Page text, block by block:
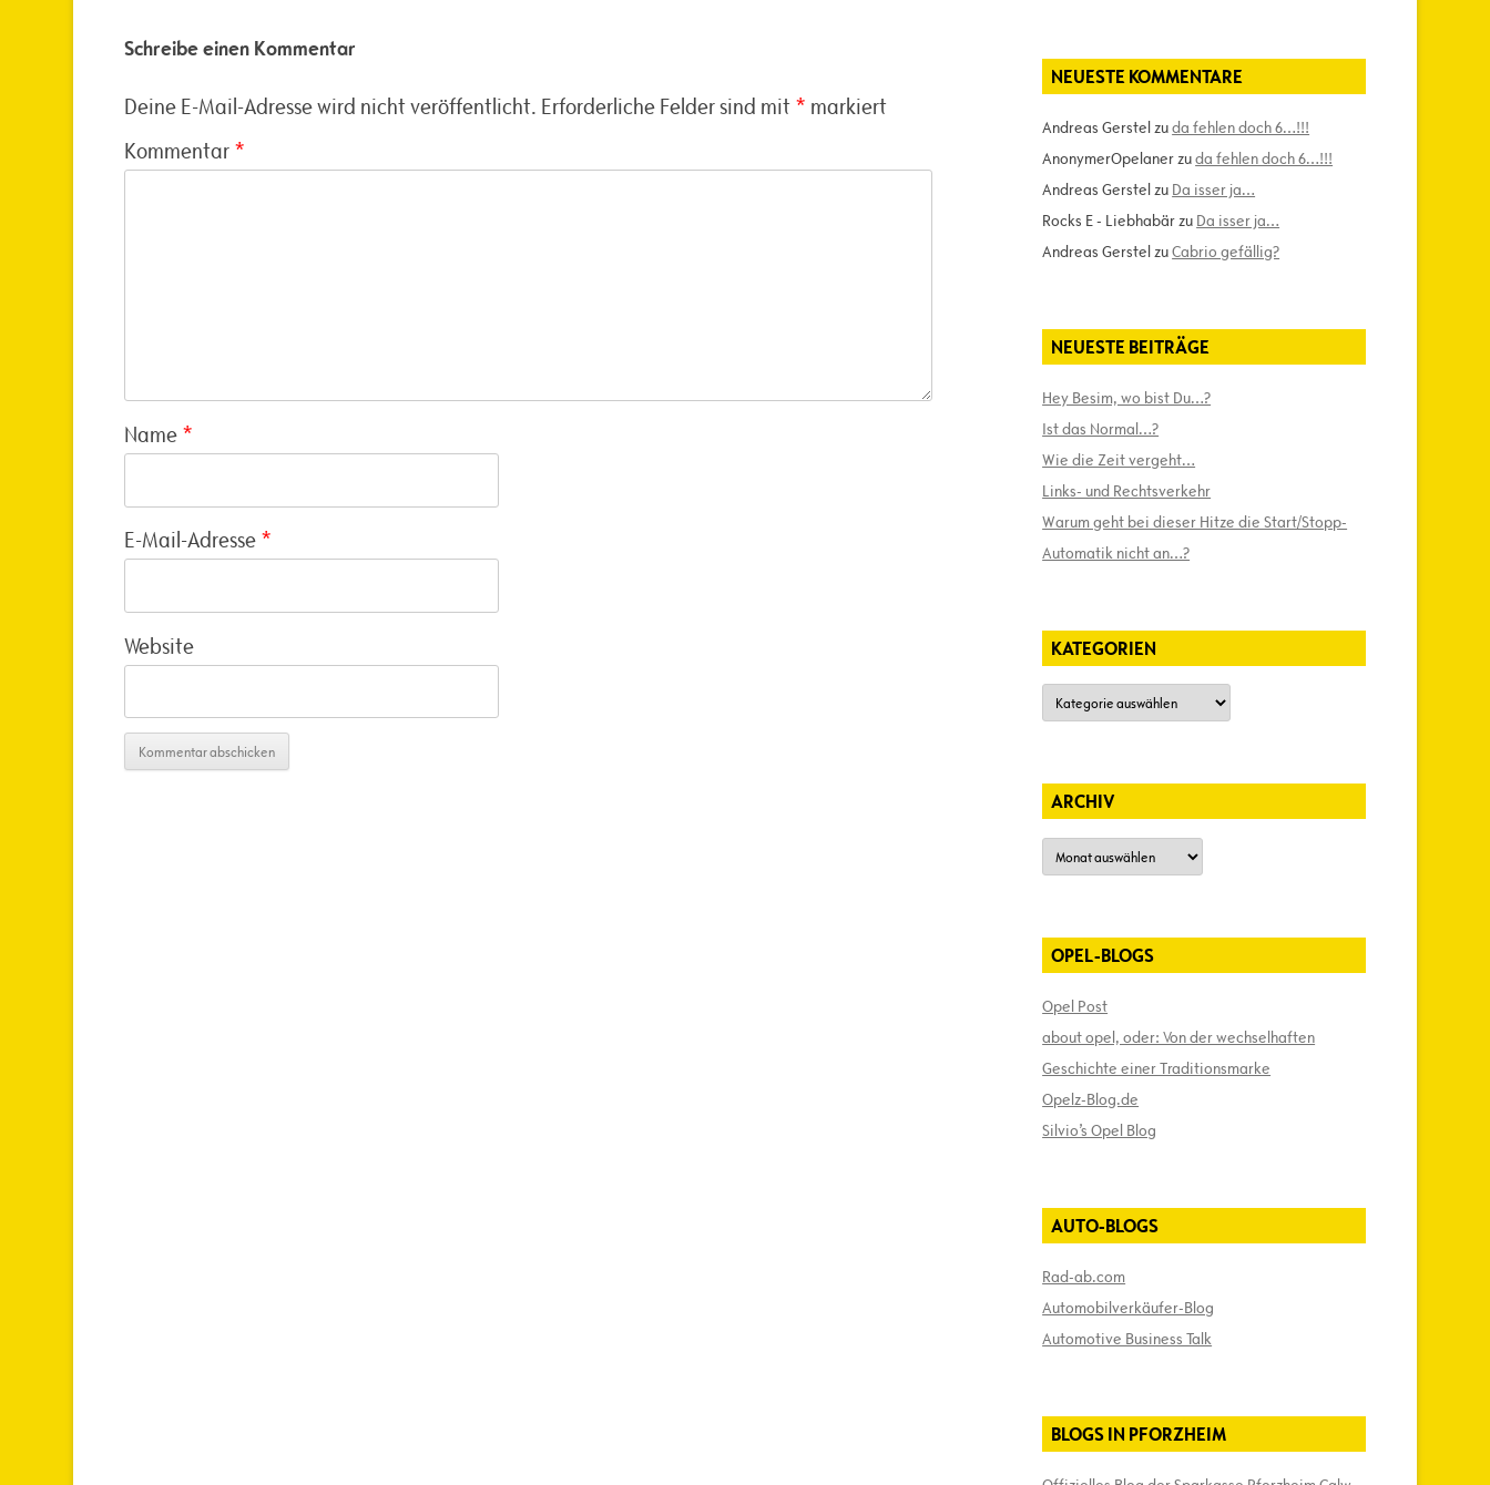
Schreibe einen Kommentar
Deine E-Mail-Adresse wird nicht veröffentlicht. Erforderliche Felder sind mit * markiert
Kommentar *
Name *
E-Mail-Adresse *
Website
NEUESTE KOMMENTARE
Andreas Gerstelzuda fehlen doch 6…!!!
AnonymerOpelanerzuda fehlen doch 6…!!!
Andreas Gerstelzu Da isser ja…
Rocks E - Liebhabärzu Da isser ja…
Andreas GerstelzuCabrio gefällig?
NEUESTE BEITRÄGE
Hey Besim, wo bist Du…?
Ist das Normal…?
Wie die Zeit vergeht…
Links- und Rechtsverkehr
Warum geht bei dieser Hitze die Start/Stopp-
Automatik nicht an…?
KATEGORIEN
Kategorien
ARCHIV
Archiv
OPEL-BLOGS
Opel Post
about opel, oder: Von der wechselhaften
Geschichte einer Traditionsmarke
Opelz-Blog.de
Silvio’s Opel Blog
AUTO-BLOGS
Rad-ab.com
Automobilverkäufer-Blog
Automotive Business Talk
BLOGS IN PFORZHEIM